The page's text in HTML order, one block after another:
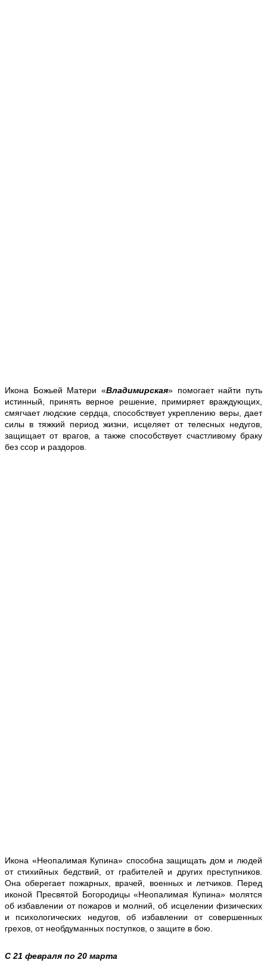
Икона Божьей Матери «Владимирская» помогает найти путь
истинный, принять верное решение, примиряет враждующих,
смягчает людские сердца, способствует укреплению веры, дает
силы в тяжкий период жизни, исцеляет от телесных недугов,
защищает от врагов, а также способствует счастливому браку
без ссор и раздоров.
Икона «Неопалимая Купина» способна защищать дом и людей
от стихийных бедствий, от грабителей и других преступников.
Она оберегает пожарных, врачей, военных и летчиков. Перед
иконой Пресвятой Богородицы «Неопалимая Купина» молятся
об избавлении от пожаров и молний, об исцелении физических
и психологических недугов, об избавлении от совершенных
грехов, от необдуманных поступков, о защите в бою.
С 21 февраля по 20 марта